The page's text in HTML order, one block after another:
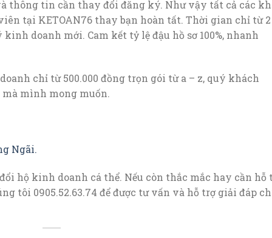
thông tin cần thay đổi đăng ký. Như vậy tất cả các
tại KETOAN76 thay bạn hoàn tất. Thời gian chỉ từ 2
doanh mới. Cam kết tỷ lệ đậu hồ sơ 100%, nhanh
chỉ từ 500.000 đồng trọn gói từ a – z, quý khách
mình mong muốn.
Ngãi.
hộ kinh doanh cá thể. Nếu còn thắc mắc hay cần hỗ
tôi 0905.52.63.74 để được tư vấn và hỗ trợ giải đáp